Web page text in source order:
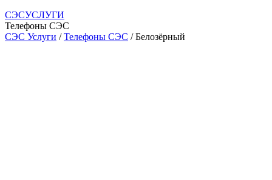
СЭСУСЛУГИ
Телефоны СЭС
СЭС Услуги /Телефоны СЭС / Белозёрный